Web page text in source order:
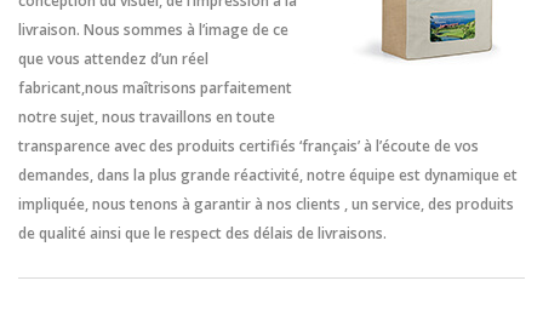
livraison. Nous sommes à l’image de ce
que vous attendez d’un réel
fabricant,nous maîtrisons parfaitement
notre sujet, nous travaillons en toute
transparence avec des produits certifiés ‘français’ à l’écoute de vos
demandes, dans la plus grande réactivité, notre équipe est dynamique et
impliquée, nous tenons à garantir à nos clients , un service, des produits
de qualité ainsi que le respect des délais de livraisons.